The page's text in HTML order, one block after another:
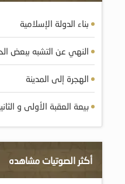
بناء الدولة الإسلامية
النهي عن التشبه ببعض
الهجرة إلى المدينة
بيعة العقبة الأولى و
أكثر الصوتيات مشاهده